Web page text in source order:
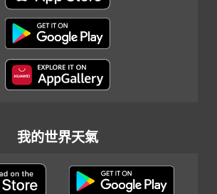
我的世界天氣